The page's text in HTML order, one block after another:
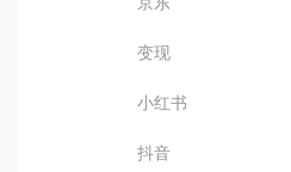
变现
小红书
抖音